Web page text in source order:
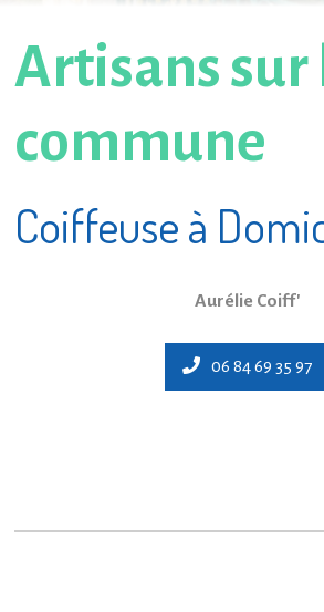
Artisans sur
commune
Coiffeuse à
Aurélie Coiff'
06 84 69 35 97